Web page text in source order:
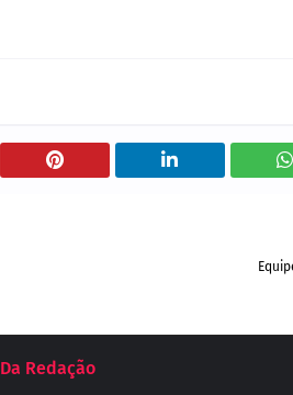
Da Redação